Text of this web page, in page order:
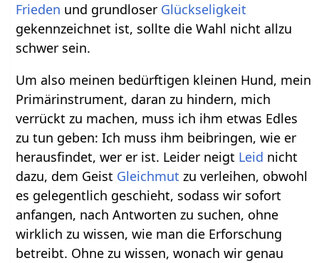
Frieden und grundloser Glückseligkeit
gekennzeichnet ist, sollte die Wahl nicht allzu
schwer sein.
Um also meinen bedürftigen kleinen Hund, mein
Primärinstrument, daran zu hindern, mich
verrückt zu machen, muss ich ihm etwas Edles
zu tun geben: Ich muss ihm beibringen, wie er
herausfindet, wer er ist. Leider neigt Leid nicht
dazu, dem Geist Gleichmut zu verleihen, obwohl
es gelegentlich geschieht, sodass wir sofort
anfangen, nach Antworten zu suchen, ohne
wirklich zu wissen, wie man die Erforschung
betreibt. Ohne zu wissen, wonach wir genau